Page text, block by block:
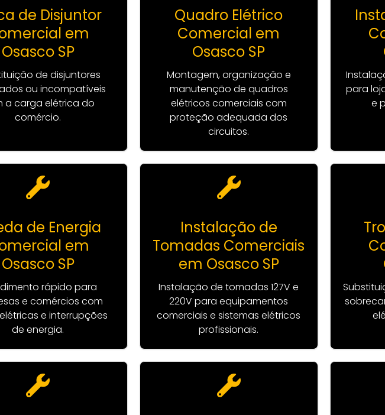
de Disjuntor
em
Osasco SP
de disjuntores
ou incompatíveis
a carga elétrica do
comércio.
Quadro Elétrico
Comercial em
Osasco SP
Montagem, organização e
manutenção de quadros
elétricos comerciais com
proteção adequada dos
circuitos.
para
e
de Energia
em
Osasco SP
rápido para
e comércios com
e interrupções
de energia.
Instalação de
Tomadas Comerciais
em Osasco SP
Instalação de tomadas 127V e
220V para equipamentos
comerciais e sistemas elétricos
profissionais.